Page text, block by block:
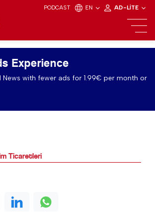
PODCAST EN AD-LITE
Experience
News with fewer ads for 1.99€ per month or
Ticaretleri